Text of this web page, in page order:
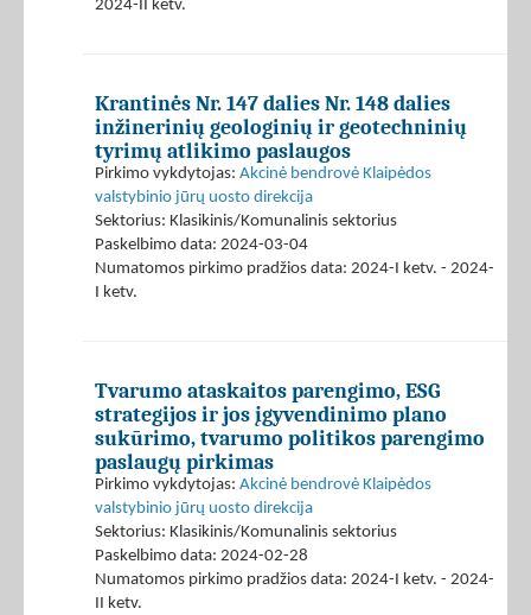
2024-II ketv.
Krantinės Nr. 147 dalies Nr. 148 dalies
inžinerinių geologinių ir geotechninių
tyrimų atlikimo paslaugos
Pirkimo vykdytojas: Akcinė bendrovė Klaipėdos
valstybinio jūrų uosto direkcija
Sektorius: Klasikinis/Komunalinis sektorius
Paskelbimo data: 2024-03-04
Numatomos pirkimo pradžios data: 2024-I ketv. - 2024-
I ketv.
Tvarumo ataskaitos parengimo, ESG
strategijos ir jos įgyvendinimo plano
sukūrimo, tvarumo politikos parengimo
paslaugų pirkimas
Pirkimo vykdytojas: Akcinė bendrovė Klaipėdos
valstybinio jūrų uosto direkcija
Sektorius: Klasikinis/Komunalinis sektorius
Paskelbimo data: 2024-02-28
Numatomos pirkimo pradžios data: 2024-I ketv. - 2024-
II ketv.